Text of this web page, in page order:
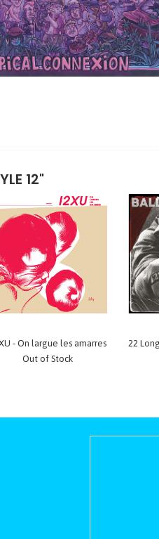
12"
- On largue les amarres
Out of Stock